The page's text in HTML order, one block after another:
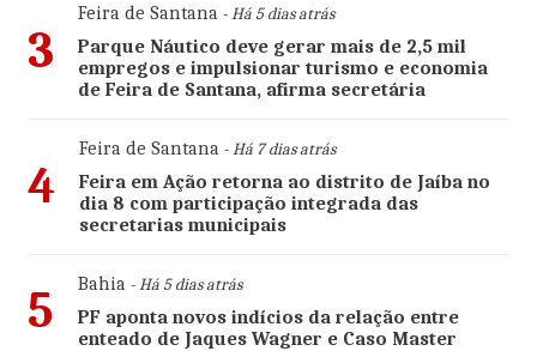
3
Feira de Santana- Há 5 dias atrás
Parque Náutico deve gerar mais de 2,5 mil
empregos e impulsionar turismo e economia
de Feira de Santana, afirma secretária
4
Feira de Santana- Há 7 dias atrás
Feira em Ação retorna ao distrito de Jaíba no
dia 8 com participação integrada das
secretarias municipais
5 Bahia- Há 5 dias atrás
PF aponta novos indícios da relação entre
enteado de Jaques Wagner e Caso Master